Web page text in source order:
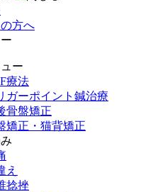
ー
療法
ガーポイント鍼治療
骨盤矯正
矯正・猫背矯正
え
捻挫